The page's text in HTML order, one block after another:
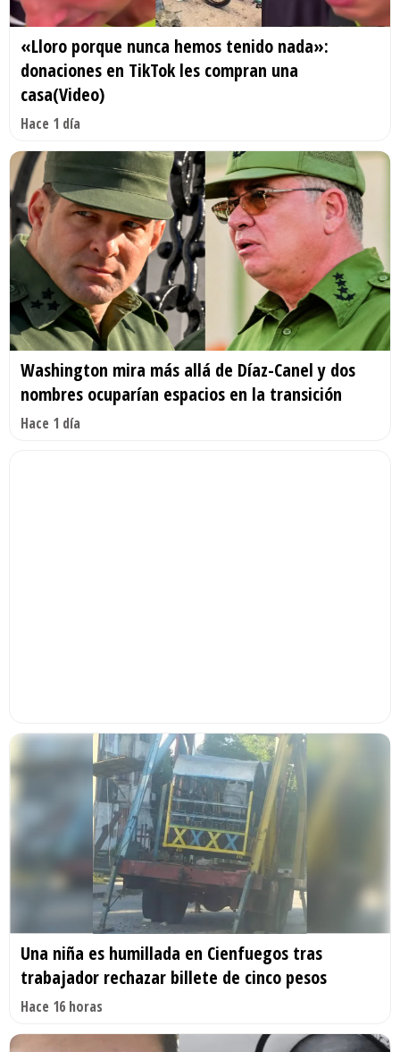
«Lloro porque nunca hemos tenido nada»:
donaciones en TikTok les compran una
casa(Video)
Hace 1 día
Washington mira más allá de Díaz-Canel y dos
nombres ocuparían espacios en la transición
Hace 1 día
Una niña es humillada en Cienfuegos tras
trabajador rechazar billete de cinco pesos
Hace 16 horas